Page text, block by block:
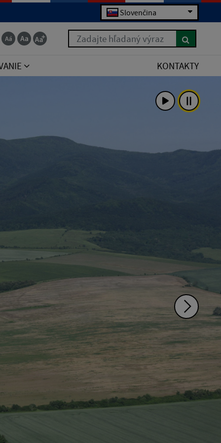
Slovenčina
Zadajte hľadaný výraz
KONTAKTY